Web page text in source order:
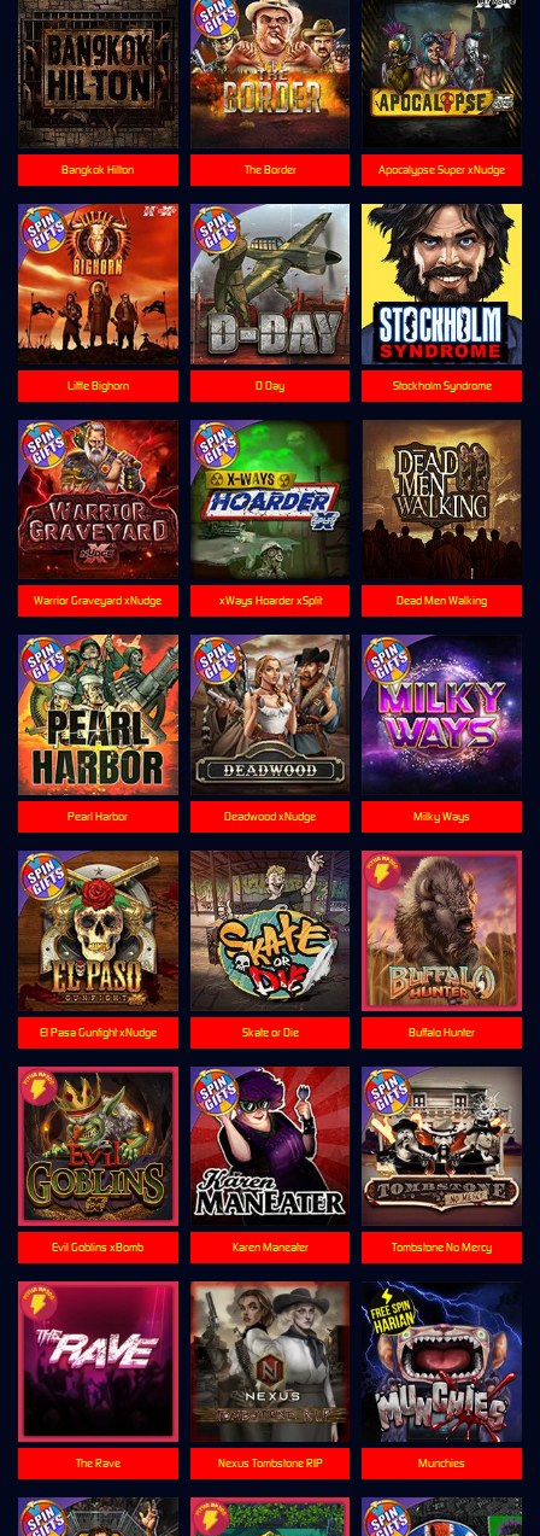
Dead Men Walking
Munchies
Skate or Die
Stockholm Syndrome
Apocalypse Super xNudge
Bangkok Hilton
Nexus Tombstone RIP
Tombstone No Mercy
El Pasa Gunfight xNudge
Warrior Graveyard xNudge
Little Bighorn
Evil Goblins xBomb
Deadwood xNudge
Buffalo Hunter
Milky Ways
Pearl Harbor
xWays Hoarder xSplit
Karen Maneater
D Day
The Border
The Rave